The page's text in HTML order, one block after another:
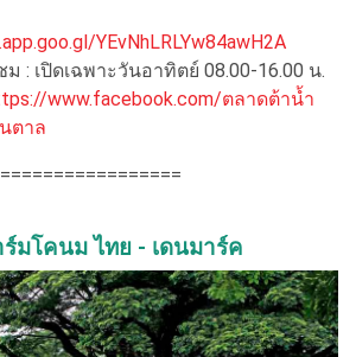
YEvNhLRLYw84awH2A
ม : เปิดเฉพาะวันอาทิตย์ 08.00-16.00 น.
www.facebook.com/ตลาดต้าน้ำ
ตาล
=================
ร์มโคนม ไทย - เดนมาร์ค